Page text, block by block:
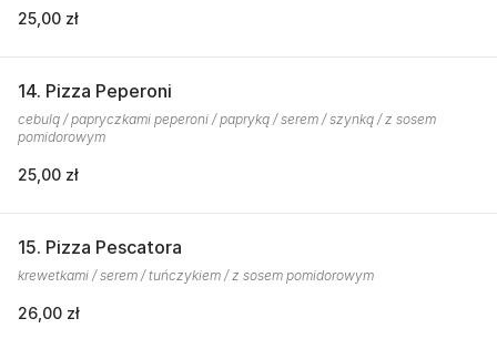
25,00 zł
14. Pizza Peperoni
cebulą / papryczkami peperoni / papryką / serem / szynką / z sosem
pomidorowym
25,00 zł
15. Pizza Pescatora
krewetkami / serem / tuńczykiem / z sosem pomidorowym
26,00 zł